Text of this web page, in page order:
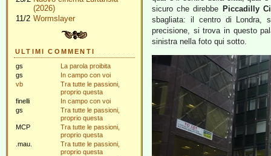
(2026)
11/2 Wormslayer
ULTIMI COMMENTI
gs
La parola proibita
gs
In campo con voi
vb
Tra tutte le passioni,
proprio questa
finelli
In campo con voi
gs
Tra tutte le passioni,
proprio questa
MCP
Tra tutte le passioni,
proprio questa
.mau.
Tra tutte le passioni,
proprio questa
sicuro che direbbe Piccadilly
sbagliata: il centro di Londra,
precisione, si trova in questo
sinistra nella foto qui sotto.